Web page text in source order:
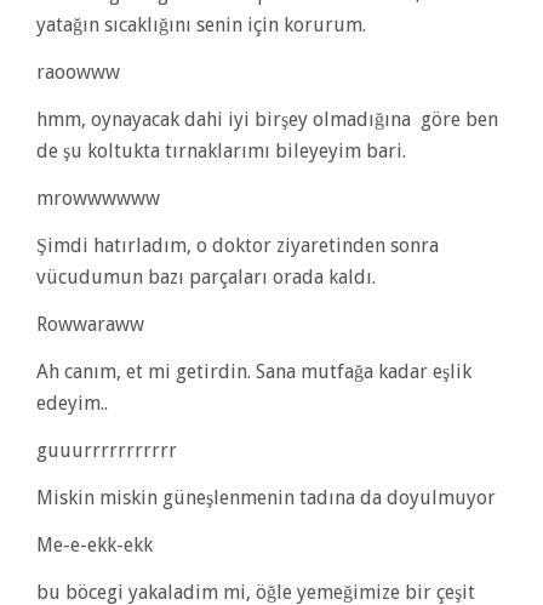
yatağın sıcaklığını senin için korurum.
raoowww
hmm, oynayacak dahi iyi birşey olmadığına göre ben
de şu koltukta tırnaklarımı bileyeyim bari.
mrowwwwww
Şimdi hatırladım, o doktor ziyaretinden sonra
vücudumun bazı parçaları orada kaldı.
Rowwaraww
Ah canım, et mi getirdin. Sana mutfağa kadar eşlik
edeyim..
guuurrrrrrrrrrr
Miskin miskin güneşlenmenin tadına da doyulmuyor
Me-e-ekk-ekk
bu böcegi yakaladim mi, öğle yemeğimize bir çeşit